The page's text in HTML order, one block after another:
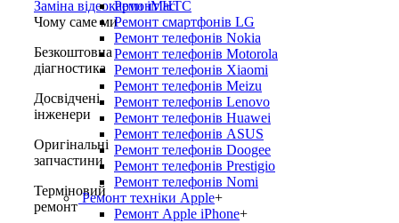
Ремонт HTC
Ремонт смартфонів LG
Ремонт телефонів Nokia
Ремонт телефонів Motorola
Ремонт телефонів Xiaomi
Ремонт телефонів Meizu
Ремонт телефонів Lenovo
Ремонт телефонів Huawei
Ремонт телефонів ASUS
Ремонт телефонів Doogee
Ремонт телефонів Prestigio
Ремонт телефонів Nomi
Ремонт техніки Apple+
Ремонт Apple iPhone+
Заміна відеокарти iMac
Чому саме ми
Безкоштовна
діагностика
Досвідчені
інженери
Оригінальні
запчастини
Терміновий
ремонт